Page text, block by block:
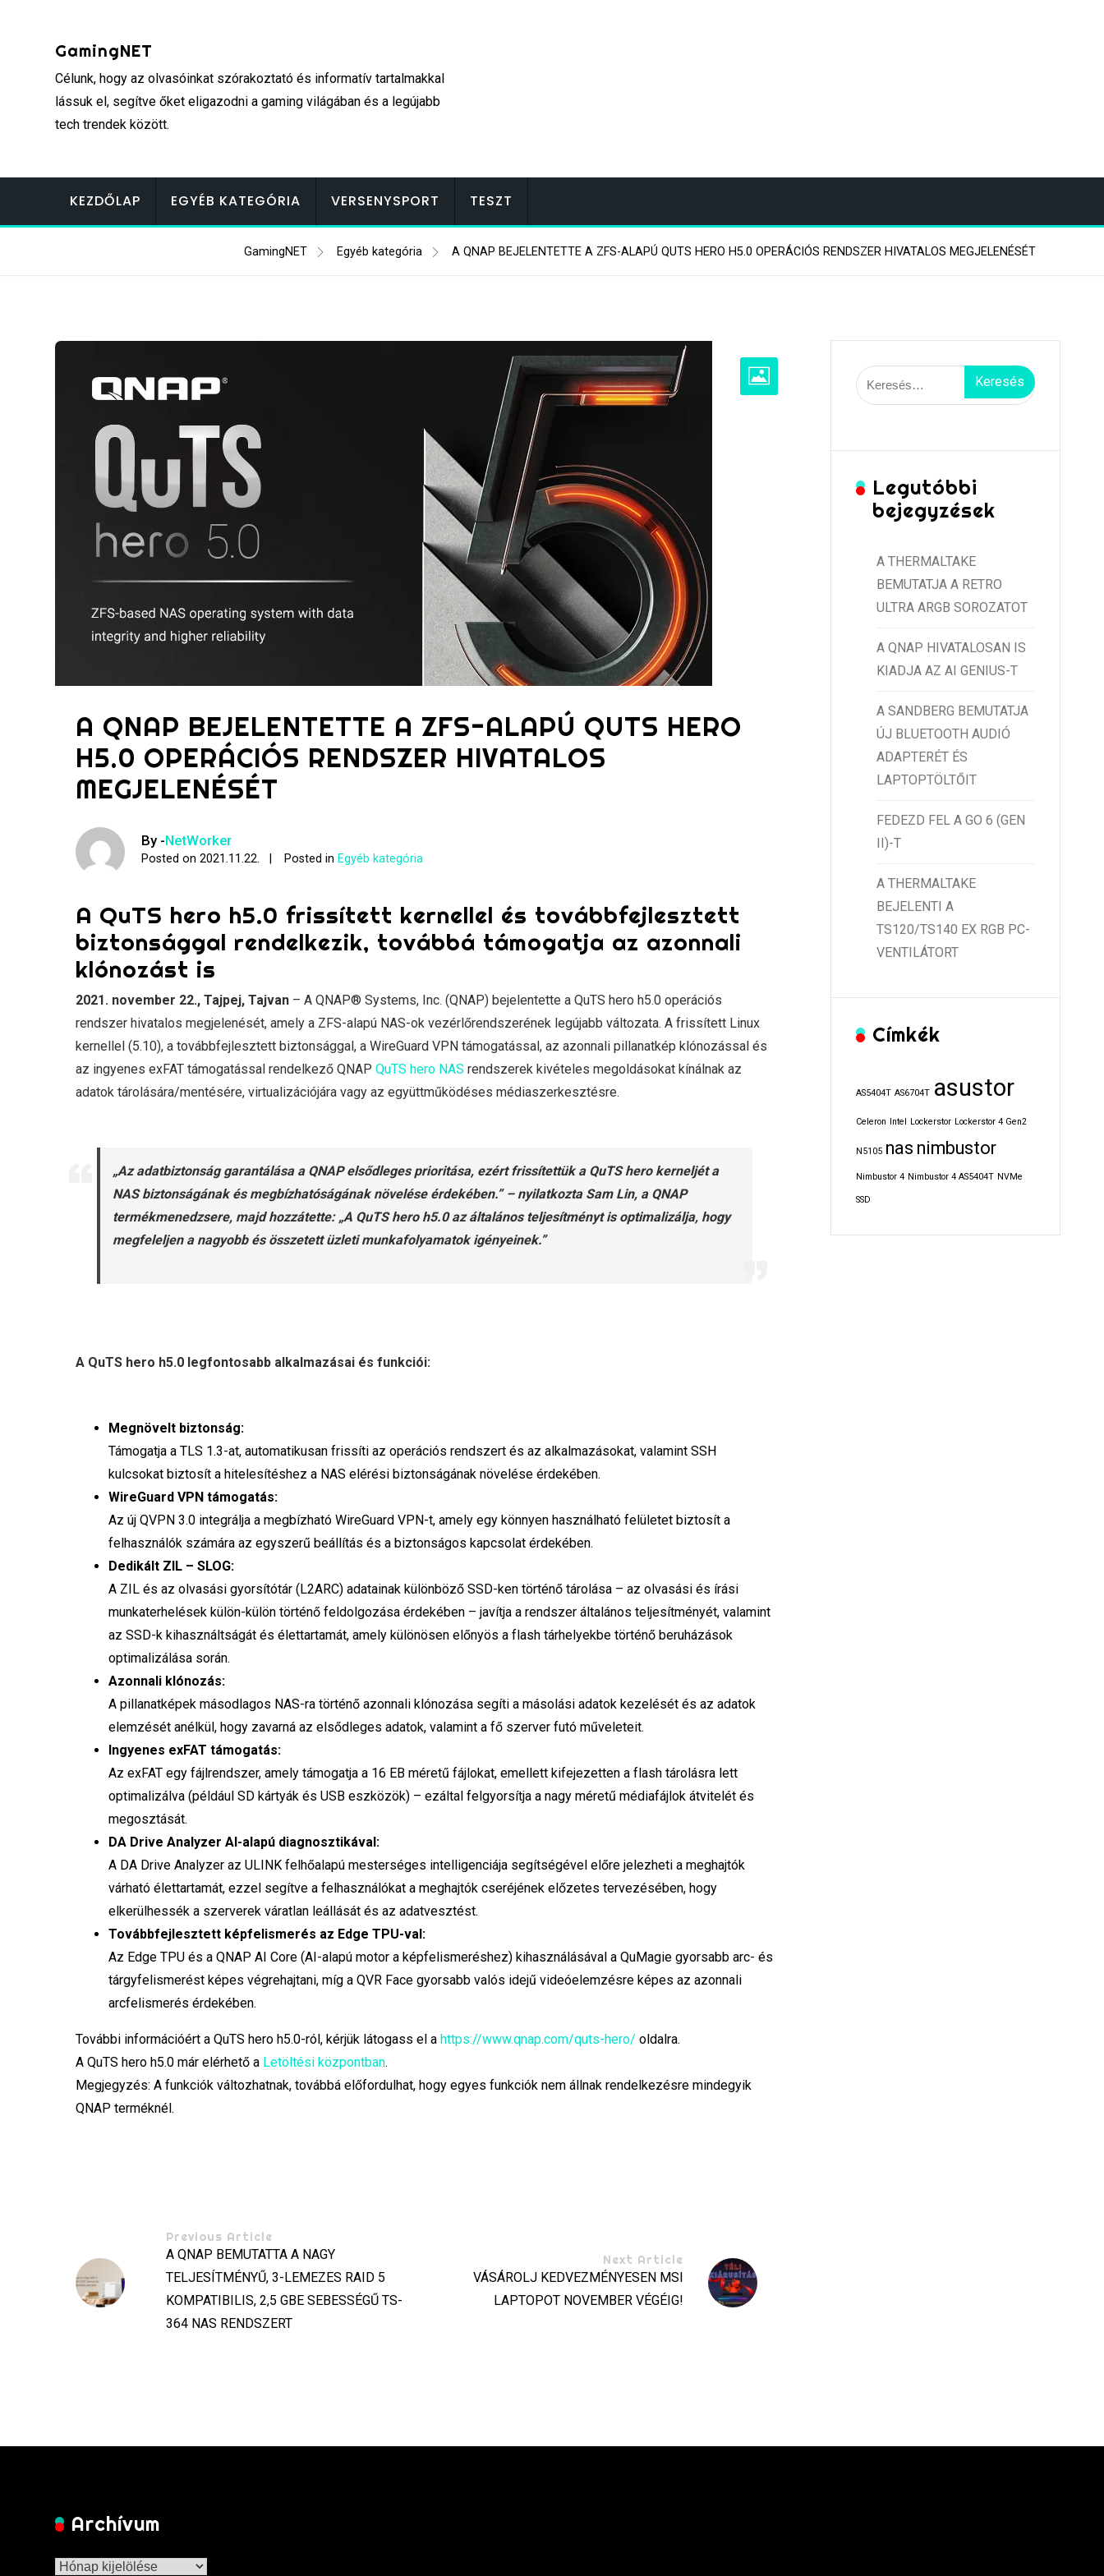
GamingNET
Célunk, hogy az olvasóinkat szórakoztató és informatív tartalmakkal
lássuk el, segítve őket eligazodni a gaming világában és a legújabb
tech trendek között.
KEZDŐLAP EGYÉB KATEGÓRIA VERSENYSPORT TESZT
GamingNET Egyéb kategória A QNAP BEJELENTETTE A ZFS-ALAPÚ QUTS HERO H5.0 OPERÁCIÓS RENDSZER HIVATALOS MEGJELENÉSÉT
A QNAP BEJELENTETTE A ZFS-ALAPÚ QUTS HERO
H5.0 OPERÁCIÓS RENDSZER HIVATALOS
MEGJELENÉSÉT
By -NetWorker
Posted on2021.11.22. Posted in Egyéb kategória
A QuTS hero h5.0 frissített kernellel és továbbfejlesztett
biztonsággal rendelkezik, továbbá támogatja az azonnali
klónozást is
2021. november 22., Tajpej, Tajvan – A QNAP® Systems, Inc. (QNAP) bejelentette a QuTS hero h5.0 operációs
rendszer hivatalos megjelenését, amely a ZFS-alapú NAS-ok vezérlőrendszerének legújabb változata. A frissített Linux
kernellel (5.10), a továbbfejlesztett biztonsággal, a WireGuard VPN támogatással, az azonnali pillanatkép klónozással és
az ingyenes exFAT támogatással rendelkező QNAPQuTS hero NAS rendszerek kivételes megoldásokat kínálnak az
adatok tárolására/mentésére, virtualizációjára vagy az együttműködéses médiaszerkesztésre.
„Az adatbiztonság garantálása a QNAP elsődleges prioritása, ezért frissítettük a QuTS hero kerneljét a
NAS biztonságának és megbízhatóságának növelése érdekében.” – nyilatkozta Sam Lin, a QNAP
termékmenedzsere, majd hozzátette: „A QuTS hero h5.0 az általános teljesítményt is optimalizálja, hogy
megfeleljen a nagyobb és összetett üzleti munkafolyamatok igényeinek.”
A QuTS hero h5.0 legfontosabb alkalmazásai és funkciói:
Megnövelt biztonság:
Támogatja a TLS 1.3-at, automatikusan frissíti az operációs rendszert és az alkalmazásokat, valamint SSH
kulcsokat biztosít a hitelesítéshez a NAS elérési biztonságának növelése érdekében.
WireGuard VPN támogatás:
Az új QVPN 3.0 integrálja a megbízható WireGuard VPN-t, amely egy könnyen használható felületet biztosít a
felhasználók számára az egyszerű beállítás és a biztonságos kapcsolat érdekében.
Dedikált ZIL – SLOG:
A ZIL és az olvasási gyorsítótár (L2ARC) adatainak különböző SSD-ken történő tárolása – az olvasási és írási
munkaterhelések külön-külön történő feldolgozása érdekében – javítja a rendszer általános teljesítményét, valamint
az SSD-k kihasználtságát és élettartamát, amely különösen előnyös a flash tárhelyekbe történő beruházások
optimalizálása során.
Azonnali klónozás:
A pillanatképek másodlagos NAS-ra történő azonnali klónozása segíti a másolási adatok kezelését és az adatok
elemzését anélkül, hogy zavarná az elsődleges adatok, valamint a fő szerver futó műveleteit.
Ingyenes exFAT támogatás:
Az exFAT egy fájlrendszer, amely támogatja a 16 EB méretű fájlokat, emellett kifejezetten a flash tárolásra lett
optimalizálva (például SD kártyák és USB eszközök) – ezáltal felgyorsítja a nagy méretű médiafájlok átvitelét és
megosztását.
DA Drive Analyzer AI-alapú diagnosztikával:
A DA Drive Analyzer az ULINK felhőalapú mesterséges intelligenciája segítségével előre jelezheti a meghajtók
várható élettartamát, ezzel segítve a felhasználókat a meghajtók cseréjének előzetes tervezésében, hogy
elkerülhessék a szerverek váratlan leállását és az adatvesztést.
Továbbfejlesztett képfelismerés az Edge TPU-val:
Az Edge TPU és a QNAP AI Core (AI-alapú motor a képfelismeréshez) kihasználásával a QuMagie gyorsabb arc- és
tárgyfelismerést képes végrehajtani, míg a QVR Face gyorsabb valós idejű videóelemzésre képes az azonnali
arcfelismerés érdekében.
További információért a QuTS hero h5.0-ról, kérjük látogass el ahttps://www.qnap.com/quts-hero/ oldalra.
A QuTS hero h5.0 már elérhető a Letöltési központban.
Megjegyzés: A funkciók változhatnak, továbbá előfordulhat, hogy egyes funkciók nem állnak rendelkezésre mindegyik
QNAP terméknél.
Previous Article
A QNAP BEMUTATTA A NAGY
TELJESÍTMÉNYŰ, 3-LEMEZES RAID 5
KOMPATIBILIS, 2,5 GBE SEBESSÉGŰ TS-
364 NAS RENDSZERT
Next Article
VÁSÁROLJ KEDVEZMÉNYESEN MSI
LAPTOPOT NOVEMBER VÉGÉIG!
Keresés:
Legutóbbi
bejegyzések
A THERMALTAKE
BEMUTATJA A RETRO
ULTRA ARGB SOROZATOT
A QNAP HIVATALOSAN IS
KIADJA AZ AI GENIUS-T
A SANDBERG BEMUTATJA
ÚJ BLUETOOTH AUDIÓ
ADAPTERÉT ÉS
LAPTOPTÖLTŐIT
FEDEZD FEL A GO 6 (GEN
II)-T
A THERMALTAKE
BEJELENTI A
TS120/TS140 EX RGB PC-
VENTILÁTORT
Címkék
AS5404T AS6704T asustor
Celeron Intel Lockerstor Lockerstor 4 Gen2
N5105 nas nimbustor
Nimbustor 4 Nimbustor 4 AS5404T NVMe
SSD
Archívum
Archívum